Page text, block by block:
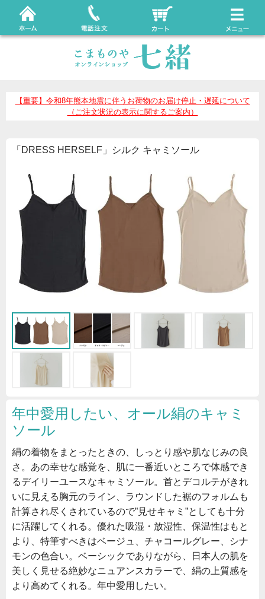
【重要】令和8年熊本地震に伴うお荷物のお届け停止・遅延について
（ご注文状況の表示に関するご案内）
「DRESS HERSELF」シルク キャミソール
年中愛用したい、オール絹のキャミ
ソール
絹の着物をまとったときの、しっとり感や肌なじみの良
さ。あの幸せな感覚を、肌に一番近いところで体感でき
るデイリーユースなキャミソール。首とデコルテがきれ
いに見える胸元のライン、ラウンドした裾のフォルムも
計算され尽くされているので”見せキャミ”としても十分
に活躍してくれる。優れた吸湿・放湿性、保温性はもと
より、特筆すべきはベージュ、チャコールグレー、シナ
モンの色合い。ベーシックでありながら、日本人の肌を
美しく見せる絶妙なニュアンスカラーで、絹の上質感を
より高めてくれる。年中愛用したい。